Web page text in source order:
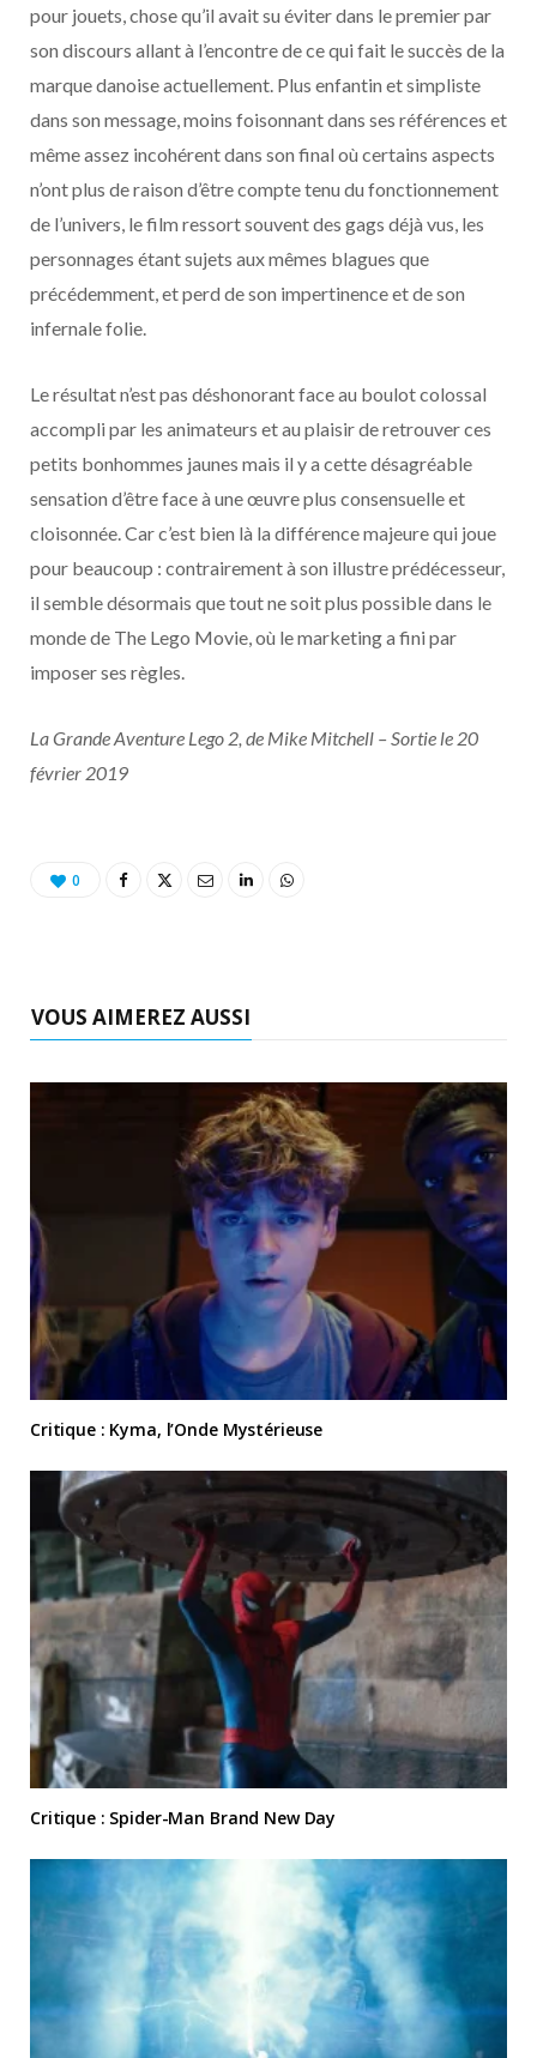
pour jouets, chose qu’il avait su éviter dans le premier par
son discours allant à l’encontre de ce qui fait le succès de la
marque danoise actuellement. Plus enfantin et simpliste
dans son message, moins foisonnant dans ses références et
même assez incohérent dans son final où certains aspects
n’ont plus de raison d’être compte tenu du fonctionnement
de l’univers, le film ressort souvent des gags déjà vus, les
personnages étant sujets aux mêmes blagues que
précédemment, et perd de son impertinence et de son
infernale folie.
Le résultat n’est pas déshonorant face au boulot colossal
accompli par les animateurs et au plaisir de retrouver ces
petits bonhommes jaunes mais il y a cette désagréable
sensation d’être face à une œuvre plus consensuelle et
cloisonnée. Car c’est bien là la différence majeure qui joue
pour beaucoup : contrairement à son illustre prédécesseur,
il semble désormais que tout ne soit plus possible dans le
monde de The Lego Movie, où le marketing a fini par
imposer ses règles.
La Grande Aventure Lego 2, de Mike Mitchell – Sortie le 20
février 2019
0
VOUS AIMEREZ AUSSI
Critique : Kyma, l’Onde Mystérieuse
Critique : Spider-Man Brand New Day